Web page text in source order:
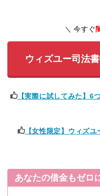
今すぐ
ウィズユー司法
【実際に試してみた】6
【女性限定】ウィズ
あなたの借金もゼロ